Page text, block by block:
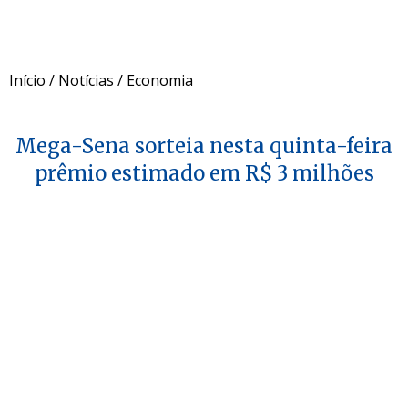
Início / Notícias / Economia
Mega-Sena sorteia nesta quinta-feira
prêmio estimado em R$ 3 milhões